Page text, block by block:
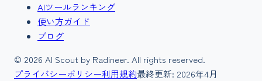
AIツールランキング
使い方ガイド
ブログ
© 2026 AI Scout by Radineer. All rights reserved.
プライバシーポリシー利用規約最終更新: 2026年4月